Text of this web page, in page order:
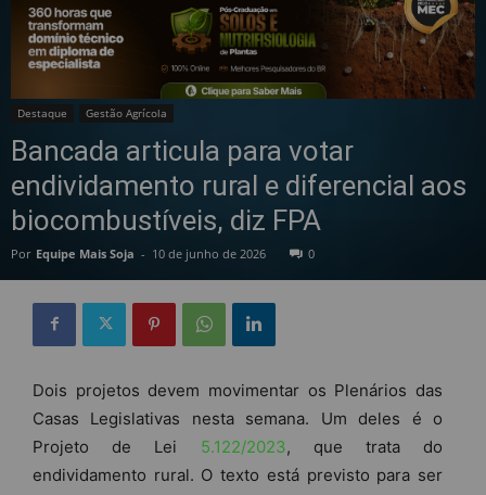
Destaque Gestão Agrícola
Bancada articula para votar
endividamento rural e diferencial aos
biocombustíveis, diz FPA
Por Equipe Mais Soja - 10 de junho de 2026 0
Dois projetos devem movimentar os Plenários das
Casas Legislativas nesta semana. Um deles é o
Projeto de Lei 5.122/2023, que trata do
endividamento rural. O texto está previsto para ser